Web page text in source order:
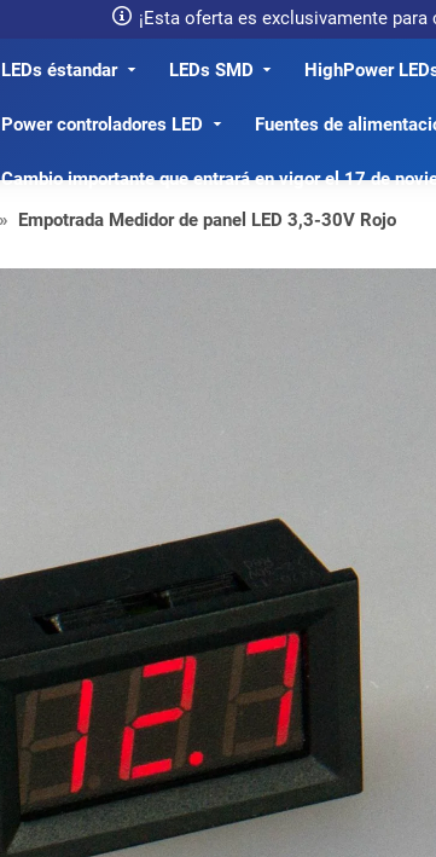
¡Esta oferta es exclusivamente
LEDs éstandar LEDs SMD HighPower
Power controladores LED Fuentes de
Cambio importante que entrará en vigor el 17 de
Empotrada Medidor de panel LED 3,3-30V Rojo